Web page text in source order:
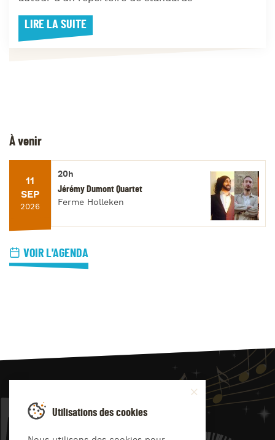
LIRE LA SUITE
À venir
11
SEP
2026
20h
Jérémy Dumont Quartet
Ferme Holleken
VOIR L'AGENDA
JAZZ4
Utilisations des cookies